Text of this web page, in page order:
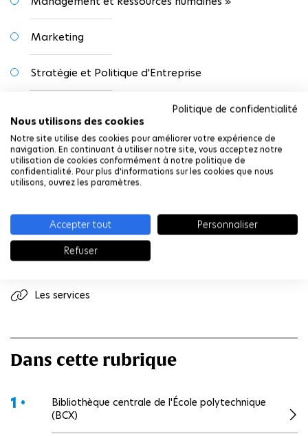
Politique de confidentialité
Nous utilisons des cookies
Notre site utilise des cookies pour améliorer votre expérience de
navigation. En continuant à utiliser notre site, vous acceptez notre
utilisation de cookies conformément à notre politique de
confidentialité. Pour plus d'informations sur les cookies que nous
utilisons, ouvrez les paramètres.
Accepter tout
Personnaliser
Refuser
Marketing
Stratégie et Politique d'Entreprise
Entrepreneuriat et Innovation.
À propos
LIENS
Catalogue et ressources en ligne
Les services
Dans cette rubrique
1 •
Bibliothèque centrale de l'École polytechnique
(BCX)